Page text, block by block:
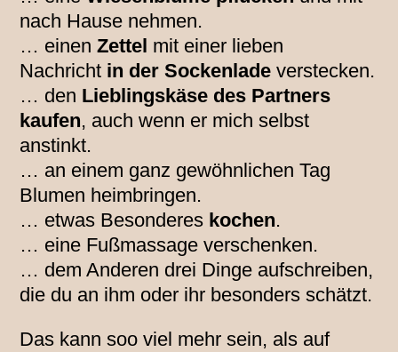
nach Hause nehmen.
… einenZettel mit einer lieben
Nachricht in der Sockenlade verstecken.
… den Lieblingskäse des Partners
kaufen, auch wenn er mich selbst
anstinkt.
… an einem ganz gewöhnlichen Tag
Blumen heimbringen.
… etwas Besonderes kochen.
… eine Fußmassage verschenken.
… dem Anderen drei Dinge aufschreiben,
die du an ihm oder ihr besonders schätzt.
Das kann soo viel mehr sein, als auf